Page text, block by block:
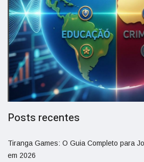
Posts recentes
Tiranga Games: O Guia Completo para
em 2026